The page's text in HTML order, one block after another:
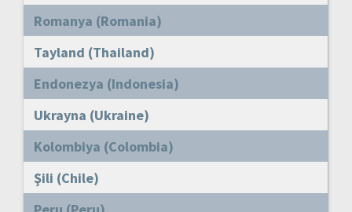
Romanya (Romania)
Tayland (Thailand)
Endonezya (Indonesia)
Ukrayna (Ukraine)
Kolombiya (Colombia)
Şili (Chile)